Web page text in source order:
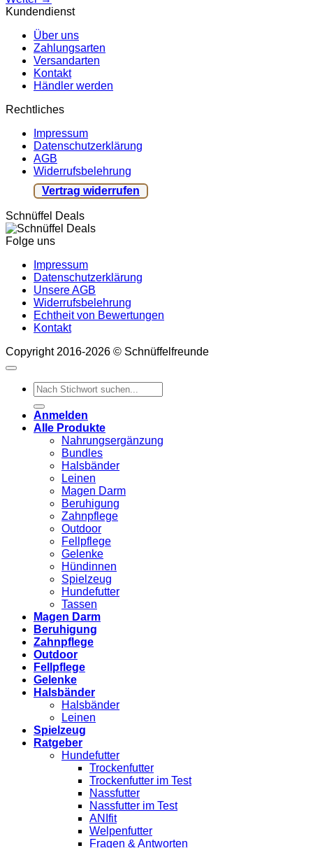
Kundendienst
Über uns
Zahlungsarten
Versandarten
Kontakt
Händler werden
Rechtliches
Impressum
Datenschutzerklärung
AGB
Widerrufsbelehrung
Vertrag widerrufen
Schnüffel Deals
Folge uns
Impressum
Datenschutzerklärung
Unsere AGB
Widerrufsbelehrung
Echtheit von Bewertungen
Kontakt
Copyright 2016-2026 © Schnüffelfreunde
Suchen
nach:
Anmelden
Alle Produkte
Nahrungsergänzung
Bundles
Halsbänder
Leinen
Magen Darm
Beruhigung
Zahnpflege
Outdoor
Fellpflege
Gelenke
Hündinnen
Spielzeug
Hundefutter
Tassen
Magen Darm
Beruhigung
Zahnpflege
Outdoor
Fellpflege
Gelenke
Halsbänder
Halsbänder
Leinen
Spielzeug
Ratgeber
Hundefutter
Trockenfutter
Trockenfutter im Test
Nassfutter
Nassfutter im Test
ANIfit
Welpenfutter
Fragen & Antworten